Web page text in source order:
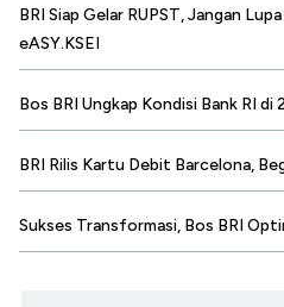
BRI Siap Gelar RUPST, Jangan
eASY.KSEI
Bos BRI Ungkap Kondisi Bank RI
BRI Rilis Kartu Debit Barcelona,
Sukses Transformasi, Bos BRI